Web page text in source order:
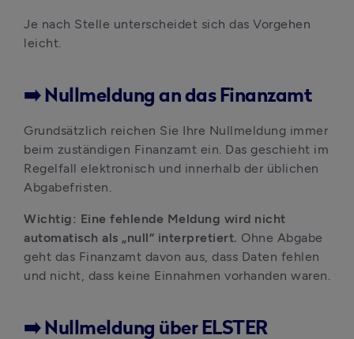
Je nach Stelle unterscheidet sich das Vorgehen
leicht.
➡️ Nullmeldung an das Finanzamt
Grundsätzlich reichen Sie Ihre Nullmeldung immer
beim zuständigen Finanzamt ein. Das geschieht im
Regelfall elektronisch und innerhalb der üblichen
Abgabefristen.
Wichtig: Eine fehlende Meldung wird nicht
automatisch als „null“ interpretiert. Ohne Abgabe
geht das Finanzamt davon aus, dass Daten fehlen
und nicht, dass keine Einnahmen vorhanden waren.
➡️ Nullmeldung über ELSTER